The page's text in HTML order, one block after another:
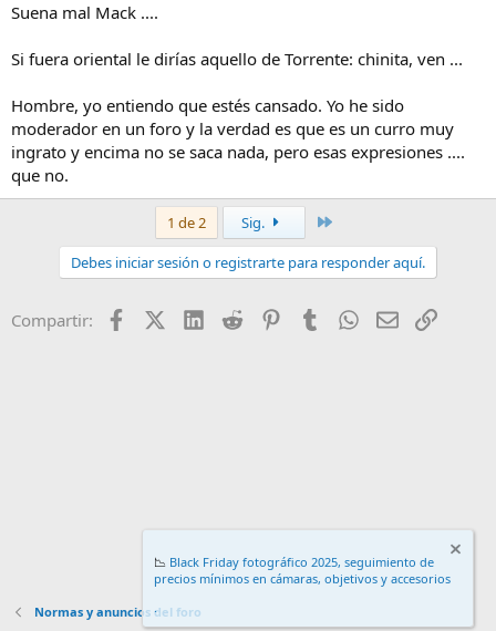
Suena mal Mack ....
Si fuera oriental le dirías aquello de Torrente: chinita, ven ...
Hombre, yo entiendo que estés cansado. Yo he sido
moderador en un foro y la verdad es que es un curro muy
ingrato y encima no se saca nada, pero esas expresiones ....
que no.
1 de 2 Sig.
Debes iniciar sesión o registrarte para responder aquí.
Compartir: FacebookX (Twitter)
LinkedIn
Reddit PinterestTumblr WhatsApp
EmailEnlace
Normas y anuncios del foro
📉 Black Friday fotográfico 2025, seguimiento de
precios mínimos en cámaras, objetivos y accesorios
.